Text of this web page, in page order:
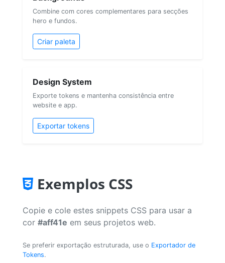
Combine com cores complementares para secções
hero e fundos.
Criar paleta
Design System
Exporte tokens e mantenha consistência entre
website e app.
Exportar tokens
Exemplos CSS
Copie e cole estes snippets CSS para usar a
cor #aff41e em seus projetos web.
Se preferir exportação estruturada, use o Exportador de
Tokens.